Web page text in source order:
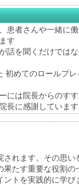
患者さんや一緒に
す
話を聞くだけでは
初めてのロールプ
には院長からのす
長に感謝しています
れます。その思
たす重要な役割
トを実践的に学び